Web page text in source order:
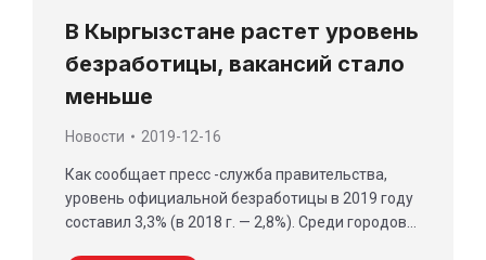
В Кыргызстане растет уровень
безработицы, вакансий стало
меньше
Новости 2019-12-16
Как сообщает пресс -служба правительства,
уровень официальной безработицы в 2019 году
составил 3,3% (в 2018 г. — 2,8%). Среди городов…